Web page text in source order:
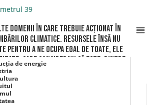
39
domenii în care trebuie acționat în
climatice. Resursele însă nu
pentru a ne ocupa egal de toate, ele
Care considerați că este, dintre
domeniul în care
de energie